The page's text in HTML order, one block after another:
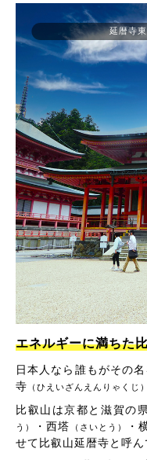
延暦寺
エネルギーに満ちた
日本人なら誰もがその
寺 （ひえいざんえんりゃくじ）
比叡山は京都と滋賀の
う）
・西塔 （さいとう） ・
せて比叡山延暦寺と呼ん